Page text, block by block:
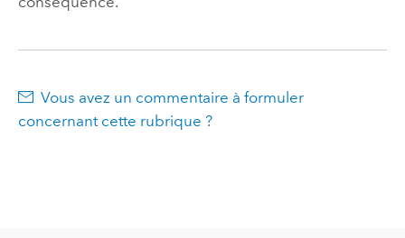
Vous avez un commentaire à formuler
concernant cette rubrique ?